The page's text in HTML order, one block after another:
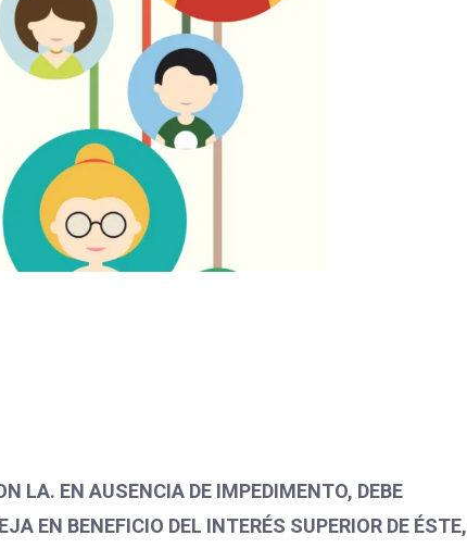
LA. EN AUSENCIA DE IMPEDIMENTO, DEBE
EN BENEFICIO DEL INTERÉS SUPERIOR DE ÉSTE,